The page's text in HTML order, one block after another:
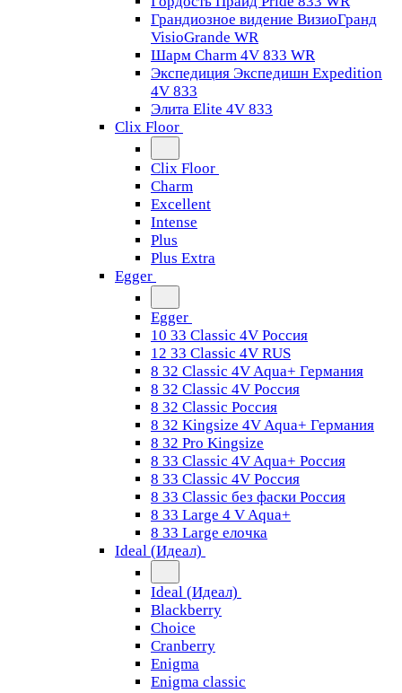
Грандиозное видение ВизиоГранд
VisioGrande WR
Шарм Charm 4V 833 WR
Экспедиция Экспедишн Expedition
4V 833
Элита Elite 4V 833
Clix Floor
Clix Floor
Charm
Excellent
Intense
Plus
Plus Extra
Egger
Egger
10 33 Classic 4V Россия
12 33 Classic 4V RUS
8 32 Classic 4V Aqua+ Германия
8 32 Classic 4V Россия
8 32 Classic Россия
8 32 Kingsize 4V Aqua+ Германия
8 32 Pro Kingsize
8 33 Classic 4V Aqua+ Россия
8 33 Classic 4V Россия
8 33 Classic без фаски Россия
8 33 Large 4 V Aqua+
8 33 Large елочка
Ideal (Идеал)
Ideal (Идеал)
Blackberry
Choice
Cranberry
Enigma
Enigma classic